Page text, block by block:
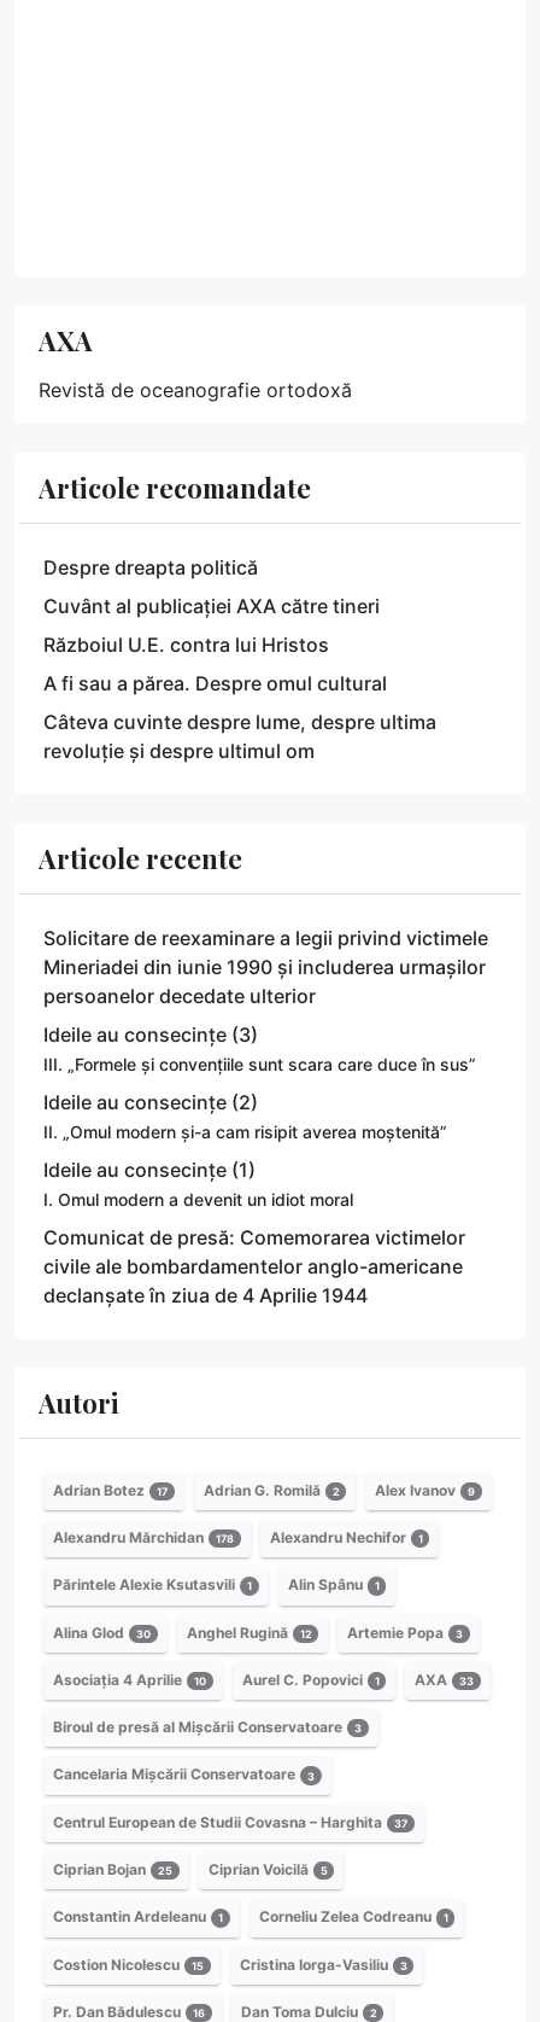
AXA
Revistă de oceanografie ortodoxă
Articole recomandate
Despre dreapta politică
Cuvânt al publicației AXA către tineri
Războiul U.E. contra lui Hristos
A fi sau a părea. Despre omul cultural
Câteva cuvinte despre lume, despre ultima
revoluție și despre ultimul om
Articole recente
Solicitare de reexaminare a legii privind victimele
Mineriadei din iunie 1990 și includerea urmașilor
persoanelor decedate ulterior
Ideile au consecințe (3)
III. „Formele și convențiile sunt scara care duce în sus”
Ideile au consecințe (2)
II. „Omul modern și-a cam risipit averea moștenită”
Ideile au consecințe (1)
I. Omul modern a devenit un idiot moral
Comunicat de presă: Comemorarea victimelor
civile ale bombardamentelor anglo-americane
declanșate în ziua de 4 Aprilie 1944
Autori
Adrian Botez 17 Adrian G. Romilă 2 Alex Ivanov 9
Alexandru Mărchidan 178 Alexandru Nechifor 1
Părintele Alexie Ksutasvili 1 Alin Spânu 1
Alina Glod 30 Anghel Rugină 12 Artemie Popa 3
Asociația 4 Aprilie 10 Aurel C. Popovici 1 AXA 33
Biroul de presă al Mișcării Conservatoare 3
Cancelaria Mișcării Conservatoare 3
Centrul European de Studii Covasna – Harghita 37
Ciprian Bojan 25 Ciprian Voicilă 5
Constantin Ardeleanu 1 Corneliu Zelea Codreanu 1
Costion Nicolescu 15 Cristina Iorga-Vasiliu 3
Pr. Dan Bădulescu 16 Dan Toma Dulciu 2